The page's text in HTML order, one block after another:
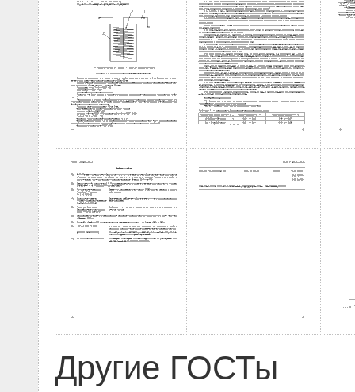
Другие ГОСТы